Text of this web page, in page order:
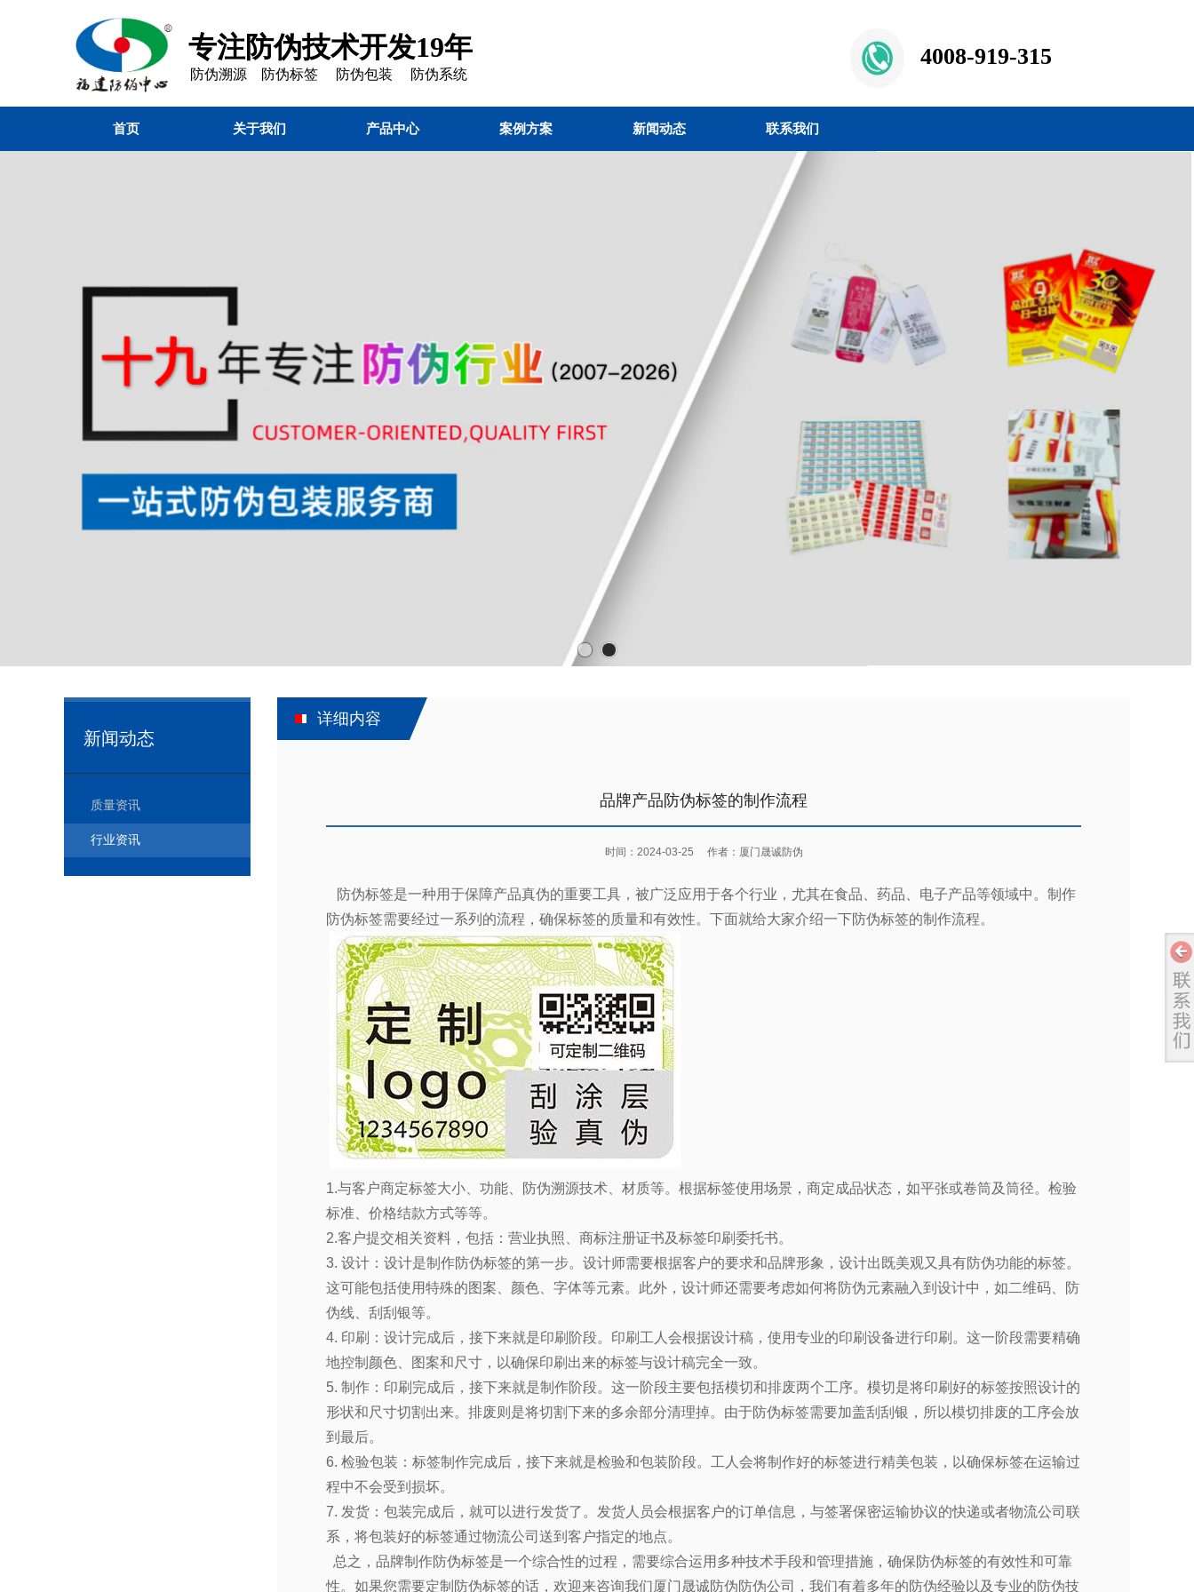
专注防伪技术开发19年
防伪溯源 防伪标签 防伪包装 防伪系统
4008-919-315
首页 关于我们 产品中心 案例方案 新闻动态 联系我们
新闻动态
质量资讯
行业资讯
详细内容
品牌产品防伪标签的制作流程
时间：2024-03-25 作者：厦门晟诚防伪
防伪标签是一种用于保障产品真伪的重要工具，被广泛应用于各个行业，尤其在食品、药品、电子产品等领域中。制作
防伪标签需要经过一系列的流程，确保标签的质量和有效性。下面就给大家介绍一下防伪标签的制作流程。
1.与客户商定标签大小、功能、防伪溯源技术、材质等。根据标签使用场景，商定成品状态，如平张或卷筒及筒径。检验
标准、价格结款方式等等。
2.客户提交相关资料，包括：营业执照、商标注册证书及标签印刷委托书。
3. 设计：设计是制作防伪标签的第一步。设计师需要根据客户的要求和品牌形象，设计出既美观又具有防伪功能的标签。
这可能包括使用特殊的图案、颜色、字体等元素。此外，设计师还需要考虑如何将防伪元素融入到设计中，如二维码、防
伪线、刮刮银等。
4. 印刷：设计完成后，接下来就是印刷阶段。印刷工人会根据设计稿，使用专业的印刷设备进行印刷。这一阶段需要精确
地控制颜色、图案和尺寸，以确保印刷出来的标签与设计稿完全一致。
5. 制作：印刷完成后，接下来就是制作阶段。这一阶段主要包括模切和排废两个工序。模切是将印刷好的标签按照设计的
形状和尺寸切割出来。排废则是将切割下来的多余部分清理掉。由于防伪标签需要加盖刮刮银，所以模切排废的工序会放
到最后。
6. 检验包装：标签制作完成后，接下来就是检验和包装阶段。工人会将制作好的标签进行精美包装，以确保标签在运输过
程中不会受到损坏。
7. 发货：包装完成后，就可以进行发货了。发货人员会根据客户的订单信息，与签署保密运输协议的快递或者物流公司联
系，将包装好的标签通过物流公司送到客户指定的地点。
总之，品牌制作防伪标签是一个综合性的过程，需要综合运用多种技术手段和管理措施，确保防伪标签的有效性和可靠
性。如果您需要定制防伪标签的话，欢迎来咨询我们厦门晟诚防伪防伪公司，我们有着多年的防伪经验以及专业的防伪技